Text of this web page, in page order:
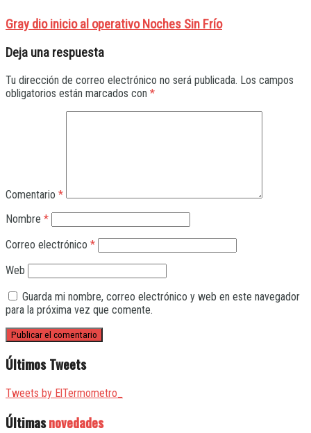
Gray dio inicio al operativo Noches Sin Frío
Deja una respuesta
Tu dirección de correo electrónico no será publicada. Los campos
obligatorios están marcados con *
Comentario *
Nombre *
Correo electrónico *
Web
Guarda mi nombre, correo electrónico y web en este navegador
para la próxima vez que comente.
Últimos Tweets
Tweets by ElTermometro_
Últimasnovedades